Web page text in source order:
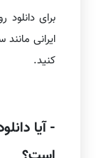
برای دانلود
ایرانی
کنید.
- آیا